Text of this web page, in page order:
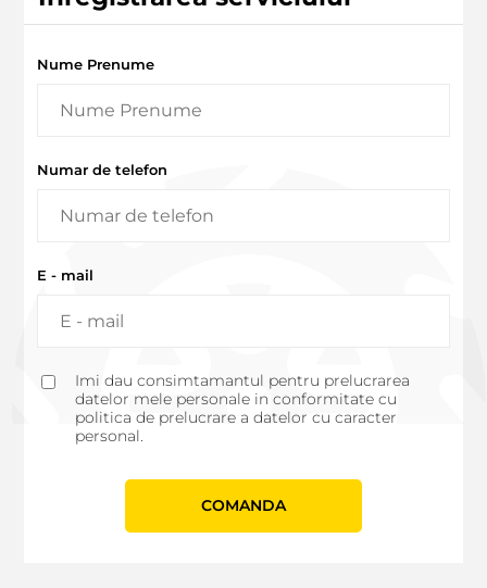
Nume Prenume
Numar de telefon
E - mail
Imi dau consimtamantul pentru prelucrarea
datelor mele personale in conformitate cu
politica de prelucrare a datelor cu caracter
personal.
СOMANDA